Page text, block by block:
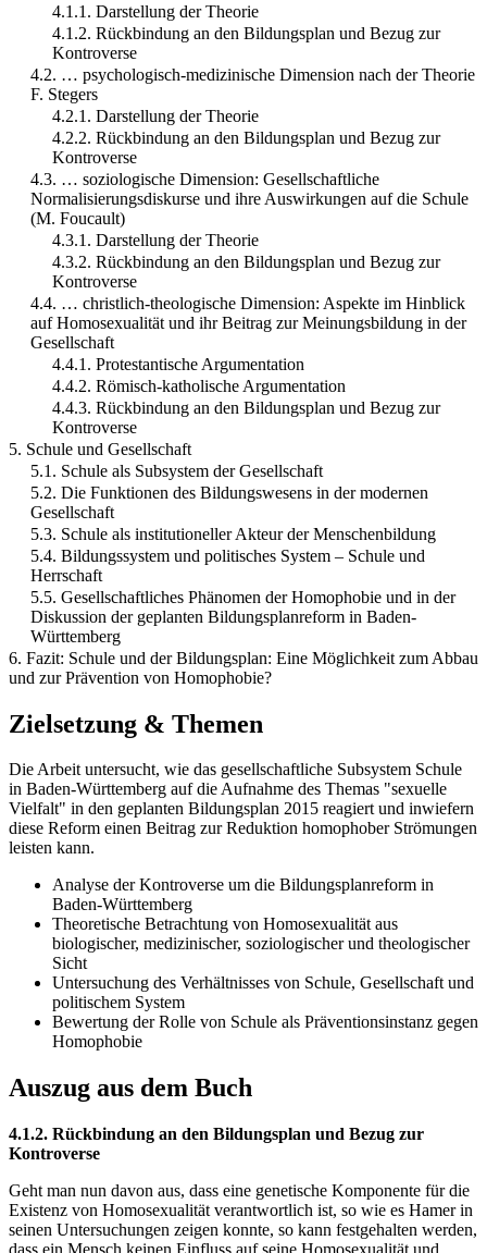
4.1.1. Darstellung der Theorie
4.1.2. Rückbindung an den Bildungsplan und Bezug zur
Kontroverse
4.2. … psychologisch-medizinische Dimension nach der Theorie
F. Stegers
4.2.1. Darstellung der Theorie
4.2.2. Rückbindung an den Bildungsplan und Bezug zur
Kontroverse
4.3. … soziologische Dimension: Gesellschaftliche
Normalisierungsdiskurse und ihre Auswirkungen auf die Schule
(M. Foucault)
4.3.1. Darstellung der Theorie
4.3.2. Rückbindung an den Bildungsplan und Bezug zur
Kontroverse
4.4. … christlich-theologische Dimension: Aspekte im Hinblick
auf Homosexualität und ihr Beitrag zur Meinungsbildung in der
Gesellschaft
4.4.1. Protestantische Argumentation
4.4.2. Römisch-katholische Argumentation
4.4.3. Rückbindung an den Bildungsplan und Bezug zur
Kontroverse
5. Schule und Gesellschaft
5.1. Schule als Subsystem der Gesellschaft
5.2. Die Funktionen des Bildungswesens in der modernen
Gesellschaft
5.3. Schule als institutioneller Akteur der Menschenbildung
5.4. Bildungssystem und politisches System – Schule und
Herrschaft
5.5. Gesellschaftliches Phänomen der Homophobie und in der
Diskussion der geplanten Bildungsplanreform in Baden-
Württemberg
6. Fazit: Schule und der Bildungsplan: Eine Möglichkeit zum Abbau
und zur Prävention von Homophobie?
Zielsetzung & Themen
Die Arbeit untersucht, wie das gesellschaftliche Subsystem Schule
in Baden-Württemberg auf die Aufnahme des Themas "sexuelle
Vielfalt" in den geplanten Bildungsplan 2015 reagiert und inwiefern
diese Reform einen Beitrag zur Reduktion homophober Strömungen
leisten kann.
Analyse der Kontroverse um die Bildungsplanreform in
Baden-Württemberg
Theoretische Betrachtung von Homosexualität aus
biologischer, medizinischer, soziologischer und theologischer
Sicht
Untersuchung des Verhältnisses von Schule, Gesellschaft und
politischem System
Bewertung der Rolle von Schule als Präventionsinstanz gegen
Homophobie
Auszug aus dem Buch
4.1.2. Rückbindung an den Bildungsplan und Bezug zur
Kontroverse
Geht man nun davon aus, dass eine genetische Komponente für die
Existenz von Homosexualität verantwortlich ist, so wie es Hamer in
seinen Untersuchungen zeigen konnte, so kann festgehalten werden,